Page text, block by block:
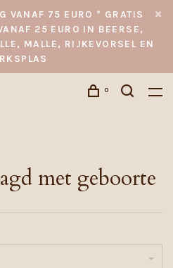
VANAF 75 EURO * GRATIS
25 EURO IN BEERSE,
MALLE, RIJKEVORSEL EN
0
met geboorte